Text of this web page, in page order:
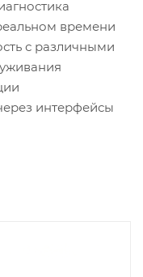
времени
с различными
интерфейсы